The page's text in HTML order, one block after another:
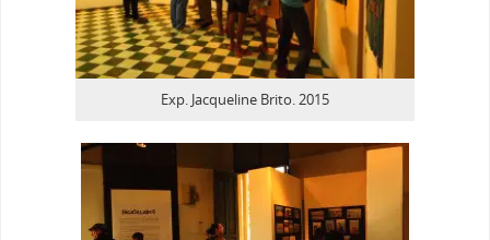
Exp. Jacqueline Brito. 2015